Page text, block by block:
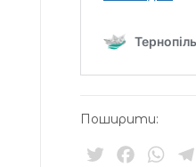
Поширити:
Twitter